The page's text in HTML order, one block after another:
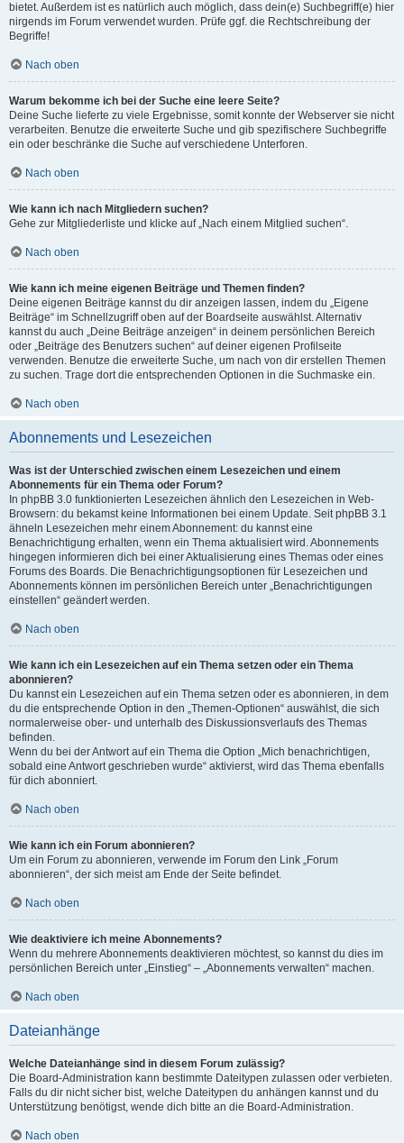
bietet. Außerdem ist es natürlich auch möglich, dass dein(e) Suchbegriff(e) hier
nirgends im Forum verwendet wurden. Prüfe ggf. die Rechtschreibung der
Begriffe!
Nach oben
Warum bekomme ich bei der Suche eine leere Seite?
Deine Suche lieferte zu viele Ergebnisse, somit konnte der Webserver sie nicht
verarbeiten. Benutze die erweiterte Suche und gib spezifischere Suchbegriffe
ein oder beschränke die Suche auf verschiedene Unterforen.
Nach oben
Wie kann ich nach Mitgliedern suchen?
Gehe zur Mitgliederliste und klicke auf „Nach einem Mitglied suchen“.
Nach oben
Wie kann ich meine eigenen Beiträge und Themen finden?
Deine eigenen Beiträge kannst du dir anzeigen lassen, indem du „Eigene
Beiträge“ im Schnellzugriff oben auf der Boardseite auswählst. Alternativ
kannst du auch „Deine Beiträge anzeigen“ in deinem persönlichen Bereich
oder „Beiträge des Benutzers suchen“ auf deiner eigenen Profilseite
verwenden. Benutze die erweiterte Suche, um nach von dir erstellen Themen
zu suchen. Trage dort die entsprechenden Optionen in die Suchmaske ein.
Nach oben
Abonnements und Lesezeichen
Was ist der Unterschied zwischen einem Lesezeichen und einem
Abonnements für ein Thema oder Forum?
In phpBB 3.0 funktionierten Lesezeichen ähnlich den Lesezeichen in Web-
Browsern: du bekamst keine Informationen bei einem Update. Seit phpBB 3.1
ähneln Lesezeichen mehr einem Abonnement: du kannst eine
Benachrichtigung erhalten, wenn ein Thema aktualisiert wird. Abonnements
hingegen informieren dich bei einer Aktualisierung eines Themas oder eines
Forums des Boards. Die Benachrichtigungsoptionen für Lesezeichen und
Abonnements können im persönlichen Bereich unter „Benachrichtigungen
einstellen“ geändert werden.
Nach oben
Wie kann ich ein Lesezeichen auf ein Thema setzen oder ein Thema
abonnieren?
Du kannst ein Lesezeichen auf ein Thema setzen oder es abonnieren, in dem
du die entsprechende Option in den „Themen-Optionen“ auswählst, die sich
normalerweise ober- und unterhalb des Diskussionsverlaufs des Themas
befinden.
Wenn du bei der Antwort auf ein Thema die Option „Mich benachrichtigen,
sobald eine Antwort geschrieben wurde“ aktivierst, wird das Thema ebenfalls
für dich abonniert.
Nach oben
Wie kann ich ein Forum abonnieren?
Um ein Forum zu abonnieren, verwende im Forum den Link „Forum
abonnieren“, der sich meist am Ende der Seite befindet.
Nach oben
Wie deaktiviere ich meine Abonnements?
Wenn du mehrere Abonnements deaktivieren möchtest, so kannst du dies im
persönlichen Bereich unter „Einstieg“ – „Abonnements verwalten“ machen.
Nach oben
Dateianhänge
Welche Dateianhänge sind in diesem Forum zulässig?
Die Board-Administration kann bestimmte Dateitypen zulassen oder verbieten.
Falls du dir nicht sicher bist, welche Dateitypen du anhängen kannst und du
Unterstützung benötigst, wende dich bitte an die Board-Administration.
Nach oben